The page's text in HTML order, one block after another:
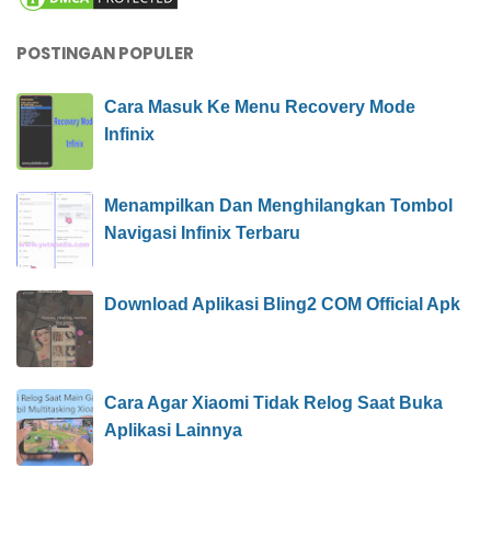
POSTINGAN POPULER
Cara Masuk Ke Menu Recovery Mode
Infinix
Menampilkan Dan Menghilangkan Tombol
Navigasi Infinix Terbaru
Download Aplikasi Bling2 COM Official Apk
Cara Agar Xiaomi Tidak Relog Saat Buka
Aplikasi Lainnya